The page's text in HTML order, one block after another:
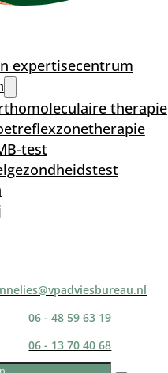
expertisecentrum
therapie
test
06 - 48 59 63 19
06 - 13 70 40 68